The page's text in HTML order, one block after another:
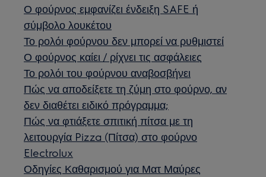
Ο φούρνος εμφανίζει ένδειξη SAFE ή
σύμβολο λουκέτου
Το ρολόι φούρνου δεν μπορεί να ρυθμιστεί
Ο φούρνος καίει / ρίχνει τις ασφάλειες
Το ρολόι του φούρνου αναβοσβήνει
Πώς να αποδείξετε τη ζύμη στο φούρνο, αν
δεν διαθέτει ειδικό πρόγραμμα;
Πώς να φτιάξετε σπιτική πίτσα με τη
λειτουργία Pizza (Πίτσα) στο φούρνο
Electrolux
Οδηγίες Καθαρισμού για Ματ Μαύρες